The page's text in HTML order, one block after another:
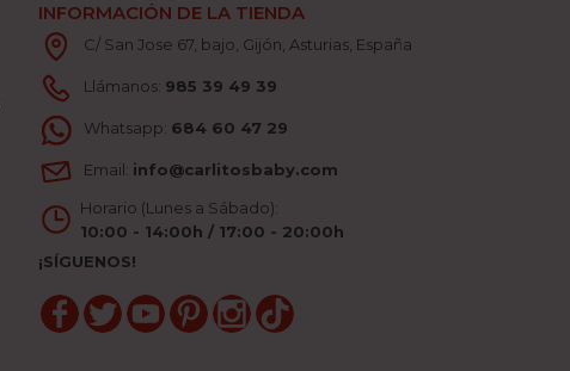
INFORMACIÓN DE LA TIENDA
C/ San Jose 67, bajo, Gijón, Asturias, España
Llámanos: 985 39 49 39
Whatsapp: 684 60 47 29
Email: info@carlitosbaby.com
Horario (Lunes a Sábado):
10:00 - 14:00h / 17:00 - 20:00h
¡SÍGUENOS!
Facebook
TwitterYouTubePinterestInstagram
TikTok